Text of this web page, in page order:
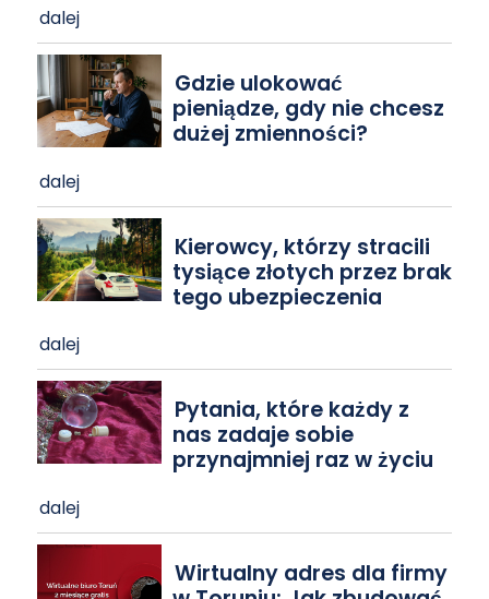
dalej
Gdzie ulokować
pieniądze, gdy nie chcesz
dużej zmienności?
dalej
Kierowcy, którzy stracili
tysiące złotych przez brak
tego ubezpieczenia
dalej
Pytania, które każdy z
nas zadaje sobie
przynajmniej raz w życiu
dalej
Wirtualny adres dla firmy